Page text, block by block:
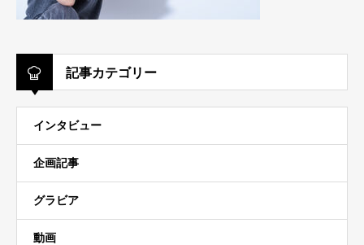
記事カテゴリー
インタビュー
企画記事
グラビア
動画